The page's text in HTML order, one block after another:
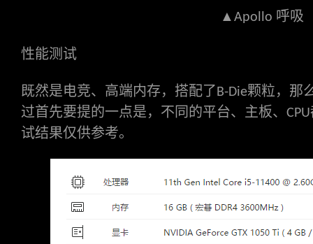
▲ Apollo 呼吸
性能测试
既然是电竞、高端内存，搭配了B-Die颗粒，那
过首先要提的一点是，不同的平台、主板、 CPU
试结果仅供参考。